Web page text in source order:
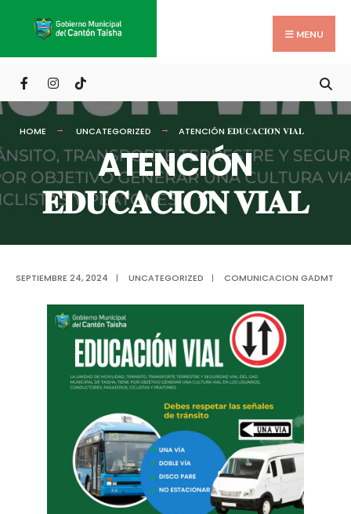
content
MENU
HOME UNCATEGORIZED ATENCIÓN 𝐄𝐃𝐔𝐂𝐀𝐂𝐈𝐎́𝐍 𝐕𝐈𝐀𝐋
ATENCIÓN
𝐄𝐃𝐔𝐂𝐀𝐂𝐈𝐎́𝐍 𝐕𝐈𝐀𝐋
SEPTIEMBRE 24, 2024 | UNCATEGORIZED | COMUNICACION GADMT
for: